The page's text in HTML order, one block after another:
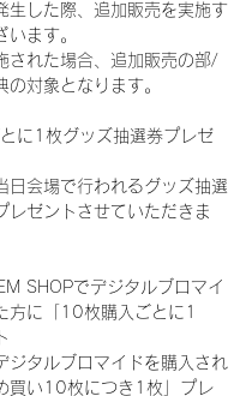
生した際、追加販売を実施す
います。
された場合、追加販売の部/
の対象となります。
に1枚グッズ抽選券プレゼ
日会場で行われるグッズ抽選
レゼントさせていただきま
SHOPでデジタルブロマイ
方に「10枚購入ごとに1
タルブロマイドを購入され
買い10枚につき1枚」プレ